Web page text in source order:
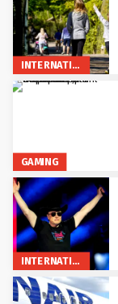
INTERNATIONAL
GAMING
INTERNATIONAL